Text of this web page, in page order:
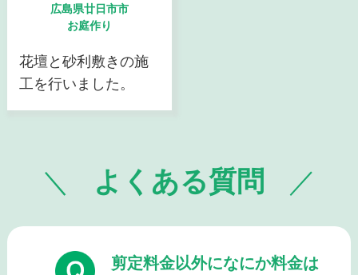
広島県廿日市市
お庭作り
花壇と砂利敷きの施
工を行いました。
よくある質問
剪定料金以外になにか料金は